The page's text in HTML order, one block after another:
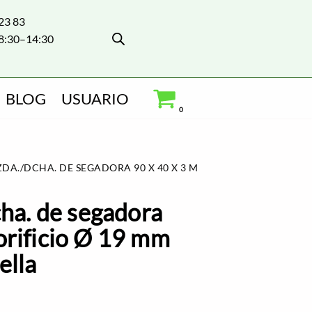
83
BLOG USUARIO
0
DCHA. DE SEGADORA 90 X 40 X 3 MM ORIFICIO Ø 19 MM
de segadora
Ø 19 mm